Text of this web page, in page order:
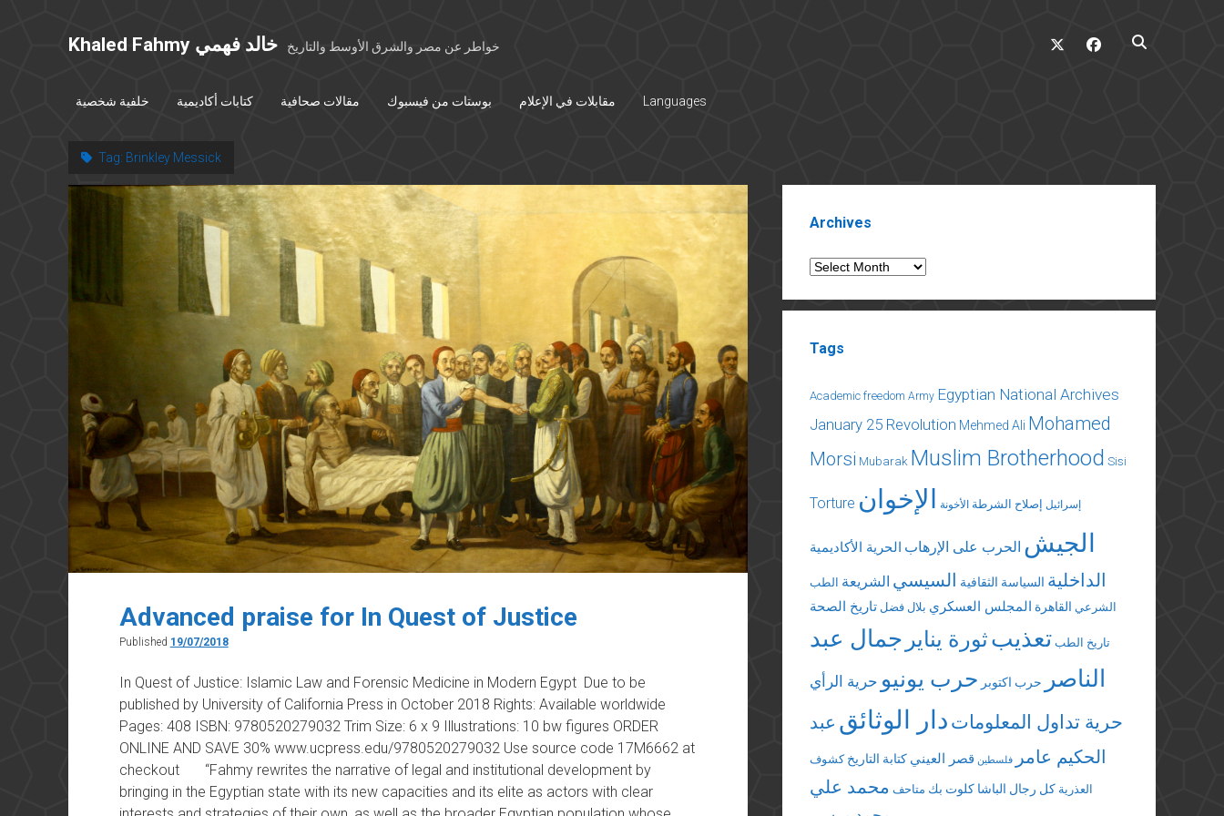
Khaled Fahmy خالد فهمي خواطر عن مصر والشرق الأوسط والتاريخ
twitter facebook
خلفية شخصية كتابات أكاديمية مقالات صحافية بوستات من فيسبوك مقابلات في الإعلام Languages
Tag: Brinkley Messick
Advanced praise for In Quest of Justice
Published 19/07/2018
In Quest of Justice: Islamic Law and Forensic Medicine in Modern Egypt Due to be
published by University of California Press in October 2018 Rights: Available worldwide
Pages: 408 ISBN: 9780520279032 Trim Size: 6 x 9 Illustrations: 10 bw figures ORDER
ONLINE AND SAVE 30% www.ucpress.edu/9780520279032 Use source code 17M6662 at
checkout “Fahmy rewrites the narrative of legal and institutional development by
bringing in the Egyptian state with its new capacities and its elite as actors with clear
Archives
Archives
Tags
Academic freedom Army Egyptian National Archives
January 25 Revolution Mehmed Ali Mohamed
Morsi Mubarak Muslim Brotherhood Sisi
Torture إسرائيل إصلاح الشرطة الأخونة الإخوان
الجيش الحرب على الإرهاب الحرية الأكاديمية
الداخلية السياسة الثقافية السيسي الشريعة الطب
الشرعي القاهرة المجلس العسكري بلال فضل تاريخ الصحة
تاريخ الطب تعذيبثورة يناير جمال عبد
الناصر
حرب اكتوبر حرب يونيو حرية الرأي
حرية تداول المعلومات دار الوثائق عبد
الحكيم عامر
فلسطين قصر العيني كتابة التاريخ كشوف
العذرية كل رجال الباشا كلوت بك متاحف محمد علي